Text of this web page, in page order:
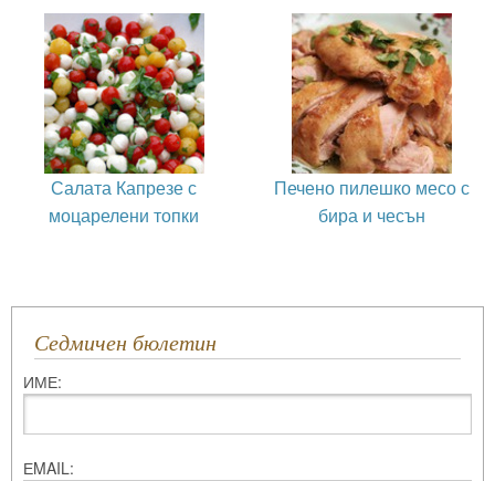
Салата Капрезе с
моцарелени топки
Печено пилешко месо с
бира и чесън
Седмичен бюлетин
ИМЕ:
ЕMAIL: